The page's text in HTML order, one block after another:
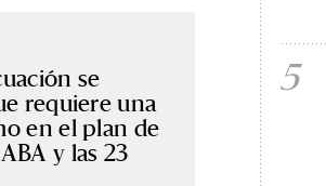
se
requiere una
en el plan de
y las 23
5